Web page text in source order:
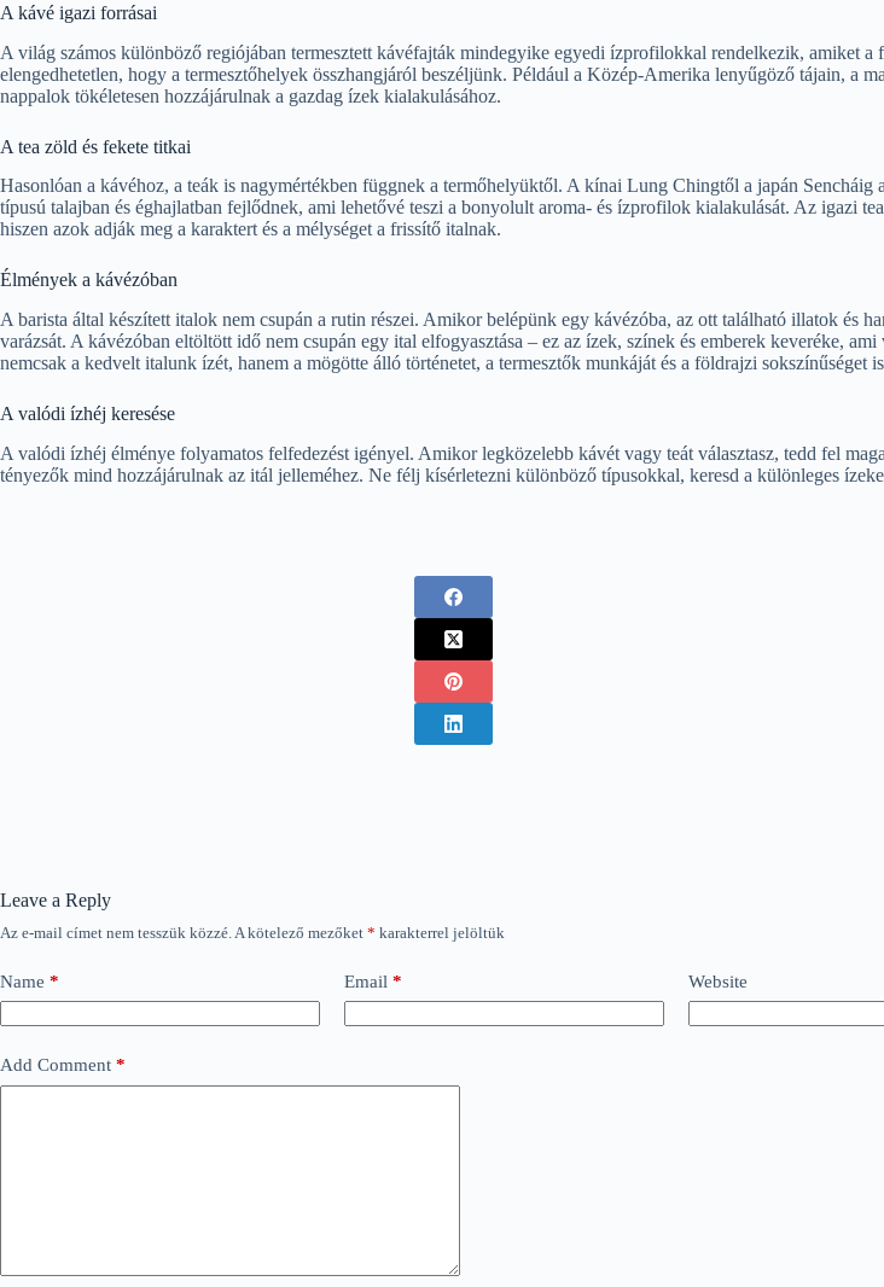
A kávé igazi forrásai
A világ számos különböző regiójában termesztett kávéfajták mindegyike egyedi ízprofilokkal rendelkezik, amiket
elengedhetetlen, hogy a termesztőhelyek összhangjáról beszéljünk. Például a Közép-Amerika lenyűgöző tájain, a
nappalok tökéletesen hozzájárulnak a gazdag ízek kialakulásához.
A tea zöld és fekete titkai
Hasonlóan a kávéhoz, a teák is nagymértékben függnek a termőhelyüktől. A kínai Lung Chingtől a japán
típusú talajban és éghajlatban fejlődnek, ami lehetővé teszi a bonyolult aroma- és ízprofilok kialakulását. Az igazi
hiszen azok adják meg a karaktert és a mélységet a frissítő italnak.
Élmények a kávézóban
A barista által készített italok nem csupán a rutin részei. Amikor belépünk egy kávézóba, az ott található illatok és
varázsát. A kávézóban eltöltött idő nem csupán egy ital elfogyasztása – ez az ízek, színek és emberek keveréke,
nemcsak a kedvelt italunk ízét, hanem a mögötte álló történetet, a termesztők munkáját és a földrajzi sokszínűséget
A valódi ízhéj keresése
A valódi ízhéj élménye folyamatos felfedezést igényel. Amikor legközelebb kávét vagy teát választasz, tedd fel
tényezők mind hozzájárulnak az itál jelleméhez. Ne félj kísérletezni különböző típusokkal, keresd a különleges
Leave a Reply
Az e-mail címet nem tesszük közzé. A kötelező mezőket * karakterrel jelöltük
Name * Email * Website
Add Comment *